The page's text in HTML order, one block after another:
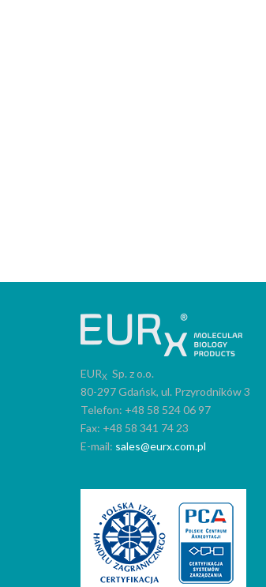
EURX Sp. z o.o.
80-297 Gdańsk, ul. Przyrodników 3
Telefon: +48 58 524 06 97
Fax: +48 58 341 74 23
E-mail: sales@eurx.com.pl